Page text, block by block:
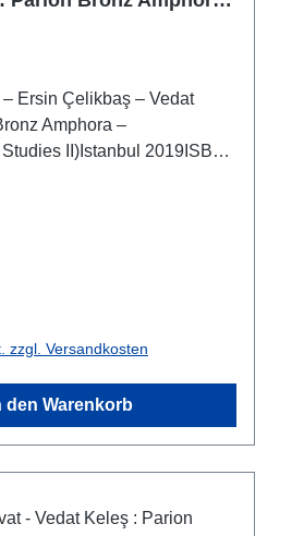
Ersin Çelikbaş – Vedat
Amphora –
II)Istanbul 2019ISBN
zzgl. Versandkosten
den Warenkorb